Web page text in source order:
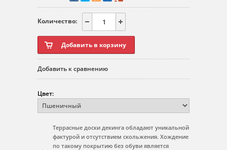
Количество:
Добавить к сравнению
Цвет:
Террасные доски декинга обладают уникальной
фактурой и отсутствием скольжения. Хождение
по такому покрытию без обуви является